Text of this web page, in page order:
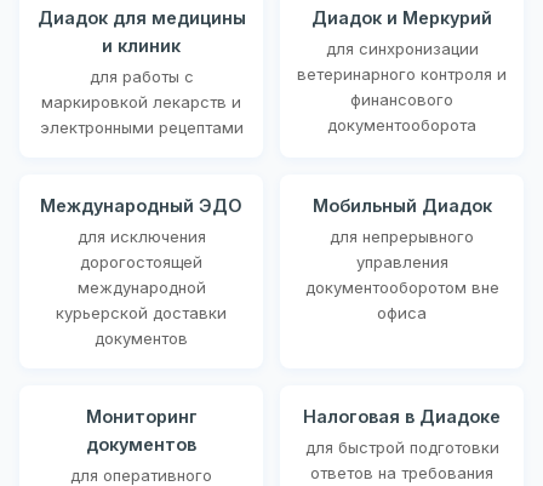
Диадок для медицины
и клиник
для работы с
маркировкой лекарств и
электронными рецептами
Диадок и Меркурий
для синхронизации
ветеринарного контроля и
финансового
документооборота
Международный ЭДО
для исключения
дорогостоящей
международной
курьерской доставки
документов
Мобильный Диадок
для непрерывного
управления
документооборотом вне
офиса
Мониторинг
документов
для оперативного
Налоговая в Диадоке
для быстрой подготовки
ответов на требования